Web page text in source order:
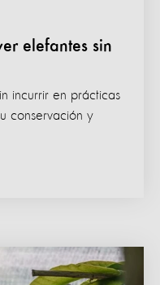
elefantes sin
incurrir en prácticas
conservación y